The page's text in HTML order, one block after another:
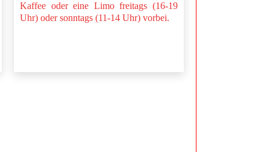
Kaffee oder eine Limo freitags (16-19
Uhr) oder sonntags (11-14 Uhr) vorbei.